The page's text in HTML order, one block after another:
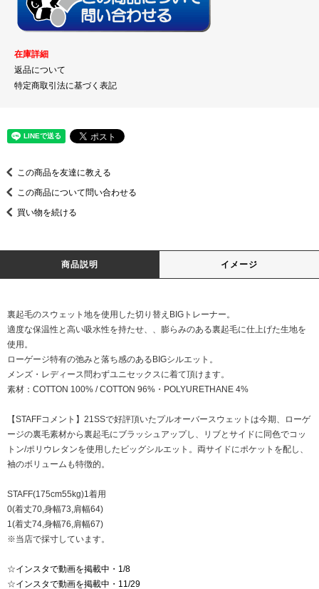
在庫詳細
返品について
特定商取引法に基づく表記
この商品を友達に教える
この商品について問い合わせる
買い物を続ける
商品説明 イメージ
裏起毛のスウェット地を使用した切り替えBIGトレーナー。
適度な保温性と高い吸水性を持たせ、、膨らみのある裏起毛に仕上げた生地を
使用。
ローゲージ特有の弛みと落ち感のあるBIGシルエット。
メンズ・レディース問わずユニセックスに着て頂けます。
素材：COTTON 100% / COTTON 96%・POLYURETHANE 4%
【STAFFコメント】21SSで好評頂いたプルオーバースウェットは今期、ローゲ
ージの裏毛素材から裏起毛にブラッシュアップし、リブとサイドに同色でコッ
トン/ポリウレタンを使用したビッグシルエット。両サイドにポケットを配し、
袖のボリュームも特徴的。
STAFF(175cm55kg)1着用
0(着丈70,身幅73,肩幅64)
1(着丈74,身幅76,肩幅67)
※当店で採寸しています。
☆インスタで動画を掲載中・1/8
☆インスタで動画を掲載中・11/29